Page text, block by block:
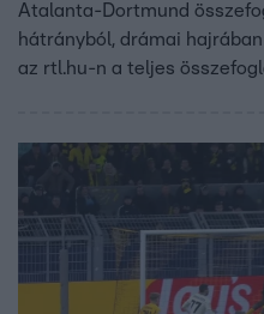
Atalanta-Dortmund
hátrányból, drámai
az rtl.hu-n a teljes